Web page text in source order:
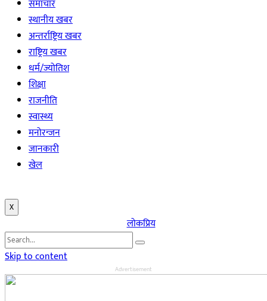
समाचार
स्थानीय खबर
अन्तर्राष्ट्रिय खबर
राष्ट्रिय खबर
धर्म/ज्योतिश
शिक्षा
राजनीति
स्वास्थ्य
मनोरन्जन
जानकारी
खेल
X
लोकप्रिय
Skip to content
Advertisement